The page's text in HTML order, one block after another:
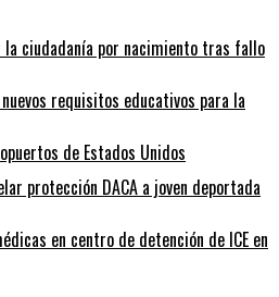
ciudadanía por nacimiento tras fallo
requisitos educativos para la
de Estados Unidos
protección DACA a joven deportada
en centro de detención de ICE en